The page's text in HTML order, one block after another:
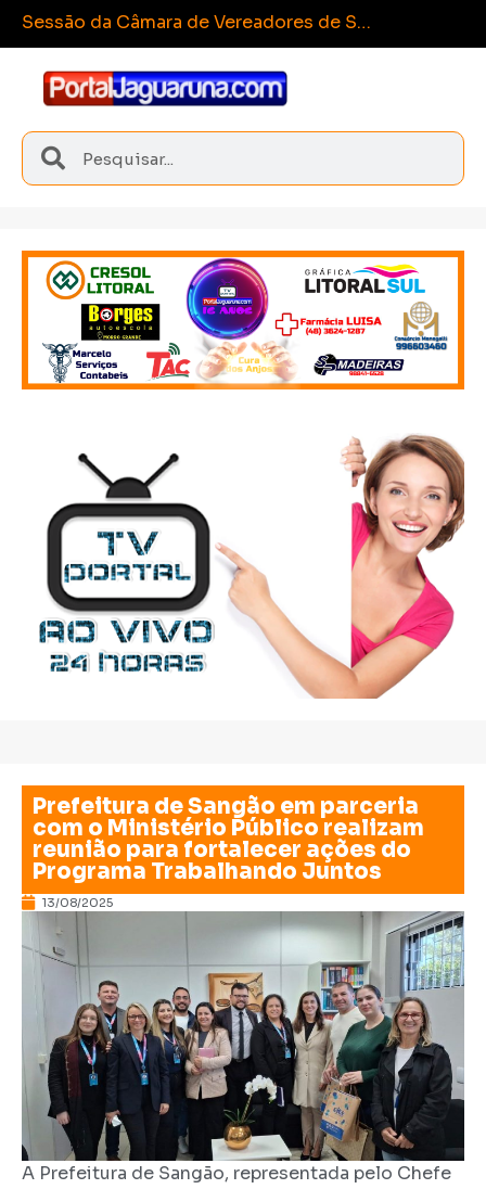
Esporte Sangão conquista medalhas inéditas nos Joguinhos Abertos de Santa Catarina
Prefeitura de Sangão em parceria
com o Ministério Público realizam
reunião para fortalecer ações do
Programa Trabalhando Juntos
13/08/2025
A Prefeitura de Sangão, representada pelo Chefe